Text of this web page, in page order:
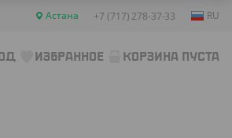
Астана +7 (717) 278-37-33 RU
ИЗБРАННОЕ КОРЗИНА ПУСТА